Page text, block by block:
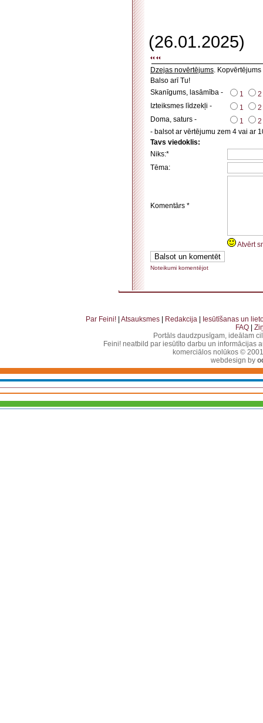
(26.01.2025)
Dzejas novērtējums.
Balso arī Tu!
Skanīgums, lasāmība -
1
2
Izteiksmes līdzekļi -
1
2
Doma, saturs -
1
2
- balsot ar vērtējumu zem 4 vai ar
Tavs viedoklis:
Niks:*
Tēma:
Komentārs *
Atvērt
Noteikumi komentējot
Par Feini! Atsauksmes Redakcija
Iesūtīšanas un
FAQ
Portāls daudzpusīgam, ideālam
Feini! neatbild par iesūtīto darbu un informācijas
komerciālos nolūkos ©
webdesign by